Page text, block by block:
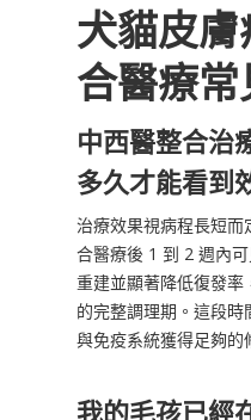
犬貓皮
合醫療
中西醫整合治
多久才能看到
治療效果視病程長短
合醫療後 1 到 2 週內
重建並顯著降低復發率
的完整調理期。這段
與免疫系統獲得足夠的
我的毛孩已經